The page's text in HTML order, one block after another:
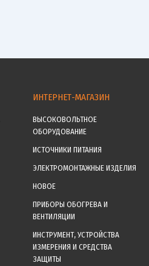
ИНТЕРНЕТ-МАГАЗИН
ВЫСОКОВОЛЬТНОЕ
ОБОРУДОВАНИЕ
ИСТОЧНИКИ ПИТАНИЯ
ЭЛЕКТРОМОНТАЖНЫЕ ИЗДЕЛИЯ
НОВОЕ
ПРИБОРЫ ОБОГРЕВА И
ВЕНТИЛЯЦИИ
ИНСТРУМЕНТ, УСТРОЙСТВА
ИЗМЕРЕНИЯ И СРЕДСТВА
ЗАЩИТЫ